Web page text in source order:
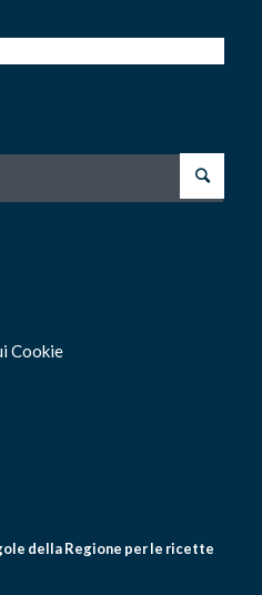
Cookie
della Regione per le ricette